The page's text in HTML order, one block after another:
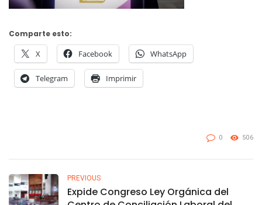
Comparte esto:
X Facebook WhatsApp
Telegram Imprimir
0 506
PREVIOUS
Expide Congreso Ley Orgánica del